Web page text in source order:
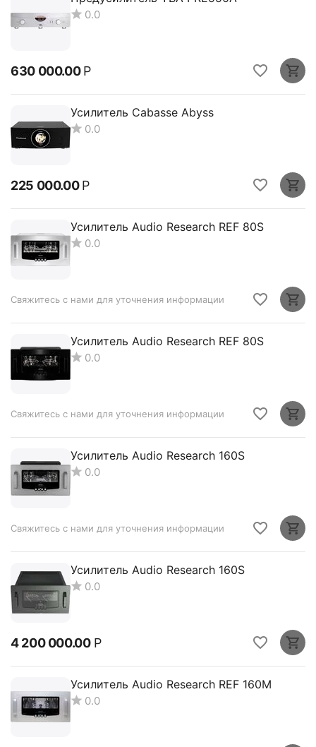
0.0
630 000.00 Р
Усилитель Cabasse Abyss
0.0
225 000.00 Р
Усилитель Audio Research REF 80S
0.0
Свяжитесь с нами для уточнения информации
Усилитель Audio Research REF 80S
0.0
Свяжитесь с нами для уточнения информации
Усилитель Audio Research 160S
0.0
Свяжитесь с нами для уточнения информации
Усилитель Audio Research 160S
0.0
4 200 000.00 Р
Усилитель Audio Research REF 160M
0.0